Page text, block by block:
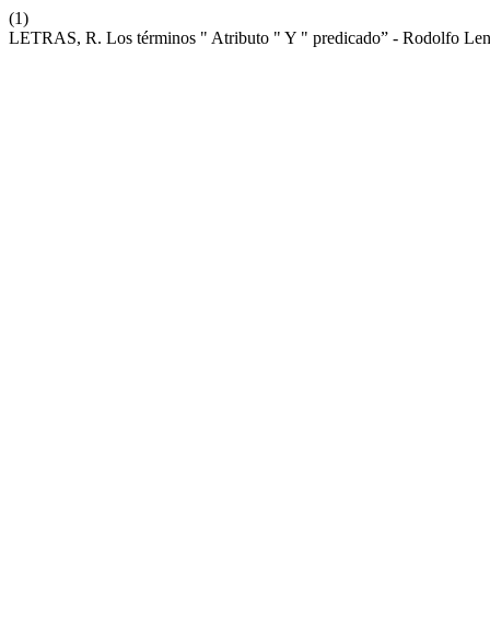
(1)
LETRAS, R. Los términos " Atributo " Y " predicado” - Rodolfo